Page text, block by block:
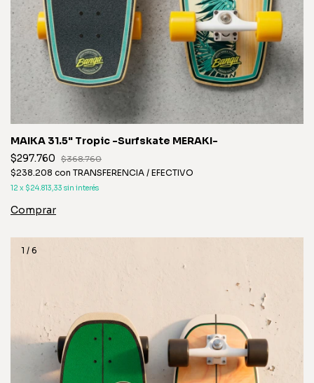
MAIKA 31.5" Tropic -Surfskate MERAKI-
$297.760
$368.760
$238.208 con TRANSFERENCIA / EFECTIVO
12 x $24.813,33 sin interés
1 / 6